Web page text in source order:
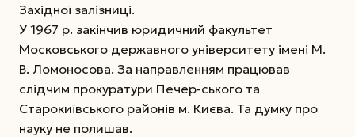
Західної залізниці.
У 1967 р. закінчив юридичний факультет
Московського державного університету імені М.
В. Ломоносова. За направленням працював
слідчим прокуратури Печер-ського та
Старокиївського районів м. Києва. Та думку про
науку не полишав.